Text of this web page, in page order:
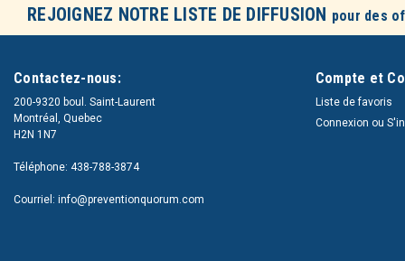
REJOIGNEZ NOTRE LISTE DE DIFFUSION pour des
Contactez-nous:
200-9320 boul. Saint-Laurent
Montréal, Quebec
H2N 1N7
Téléphone: 438-788-3874
Courriel: info@preventionquorum.com
Compte et
Liste de favoris
Connexion ou